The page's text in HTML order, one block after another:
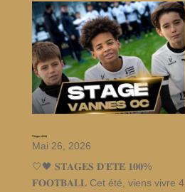
Stages d’été
Mai 26, 2026
🤍🖤 𝐒𝐓𝐀𝐆𝐄𝐒 𝐃’𝐄́𝐓𝐄́ 𝟏𝟎𝟎%
𝐅𝐎𝐎𝐓𝐁𝐀𝐋𝐋 Cet été, viens vivre 4